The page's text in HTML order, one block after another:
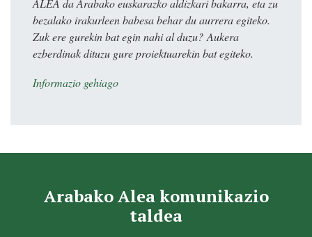
ALEA da Arabako euskarazko aldizkari bakarra, eta zu
bezalako irakurleen babesa behar du aurrera egiteko.
Zuk ere gurekin bat egin nahi al duzu? Aukera
ezberdinak dituzu gure proiektuarekin bat egiteko.
Informazio gehiago
Arabako Alea komunikazio
taldea